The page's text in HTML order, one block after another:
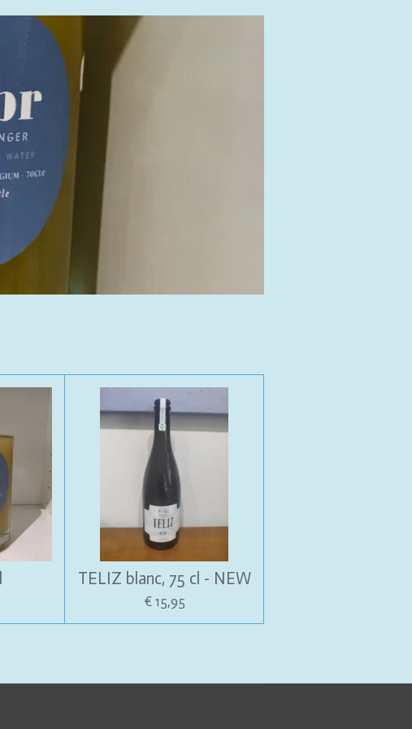
TELIZ blanc, 75 cl - NEW
€ 15,95